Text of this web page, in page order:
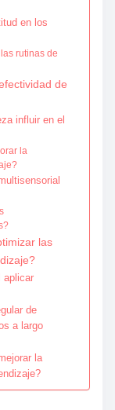
en los
rutinas de
de
influir en el
la
las
aplicar
de
a largo
la